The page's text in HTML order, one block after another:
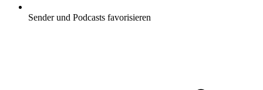
Sender und Podcasts favorisieren